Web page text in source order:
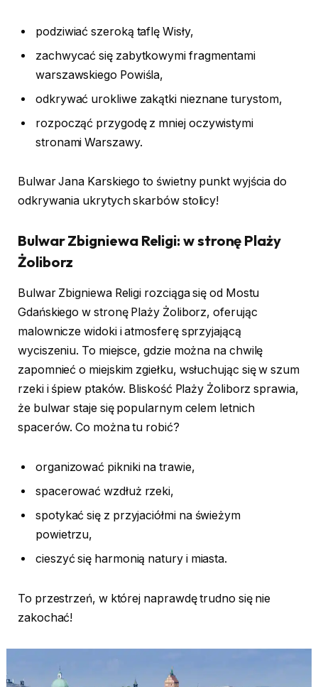
podziwiać szeroką taflę Wisły,
zachwycać się zabytkowymi fragmentami
warszawskiego Powiśla,
odkrywać urokliwe zakątki nieznane turystom,
rozpocząć przygodę z mniej oczywistymi
stronami Warszawy.
Bulwar Jana Karskiego to świetny punkt wyjścia do
odkrywania ukrytych skarbów stolicy!
Bulwar Zbigniewa Religi: w stronę Plaży
Żoliborz
Bulwar Zbigniewa Religi rozciąga się od Mostu
Gdańskiego w stronę Plaży Żoliborz, oferując
malownicze widoki i atmosferę sprzyjającą
wyciszeniu. To miejsce, gdzie można na chwilę
zapomnieć o miejskim zgiełku, wsłuchując się w szum
rzeki i śpiew ptaków. Bliskość Plaży Żoliborz sprawia,
że bulwar staje się popularnym celem letnich
spacerów. Co można tu robić?
organizować pikniki na trawie,
spacerować wzdłuż rzeki,
spotykać się z przyjaciółmi na świeżym
powietrzu,
cieszyć się harmonią natury i miasta.
To przestrzeń, w której naprawdę trudno się nie
zakochać!